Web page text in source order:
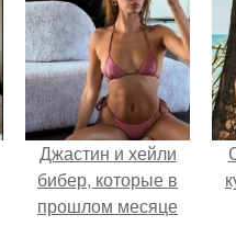
неожиданного
столкновения с
правилами
безопасности.
Джастин и хейли
бибер, которые в
прошлом месяце